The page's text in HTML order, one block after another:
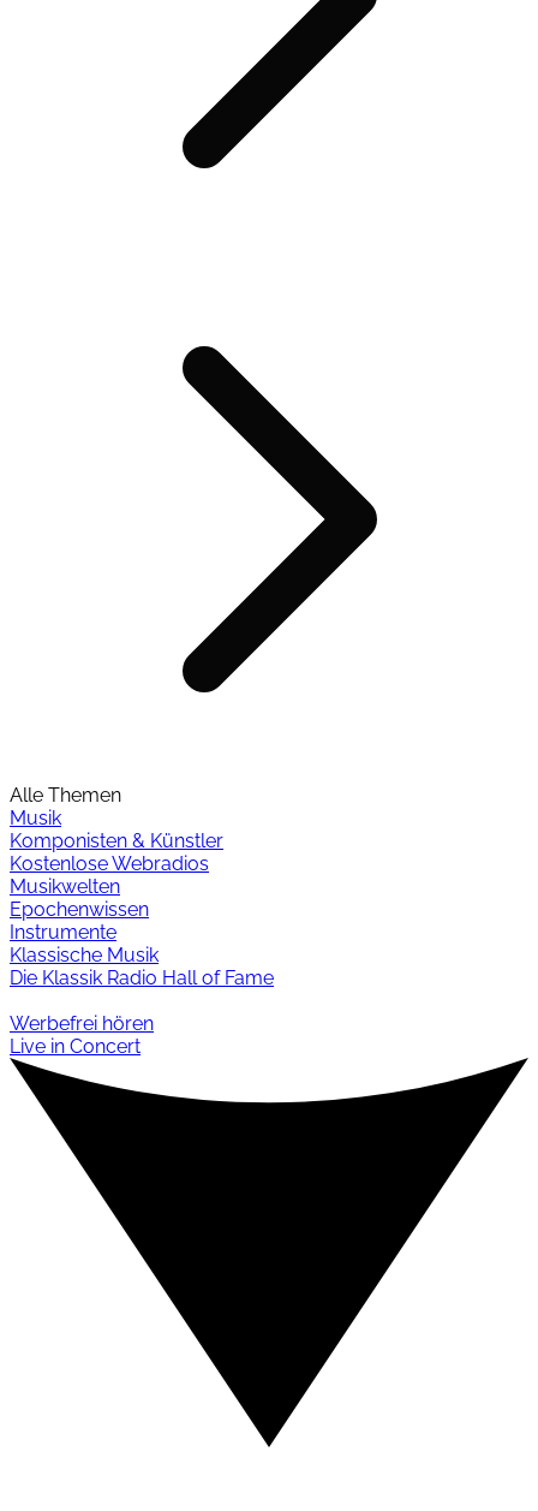
Alle Themen
Musik
Komponisten & Künstler
Kostenlose Webradios
Musikwelten
Epochenwissen
Instrumente
Klassische Musik
Die Klassik Radio Hall of Fame
Werbefrei hören
Live in Concert